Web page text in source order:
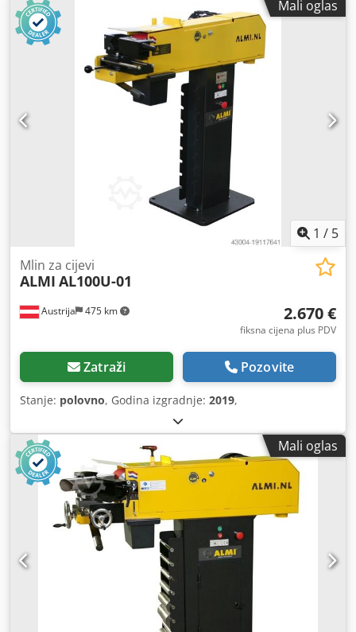
Mali oglas
1 / 5
Austrija 475 km
Mlin za cijevi
ALMI AL100U-01
2.670 €
fiksna cijena plus PDV
Zatraži Pozovite
Stanje: polovno, Godina izgradnje: 2019,
Mali oglas